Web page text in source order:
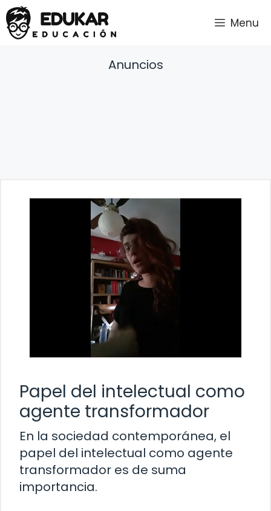
Saltar
al
contenido
Menu
Anuncios
Papel del intelectual como
agente transformador
En la sociedad contemporánea, el
papel del intelectual como agente
transformador es de suma
importancia.